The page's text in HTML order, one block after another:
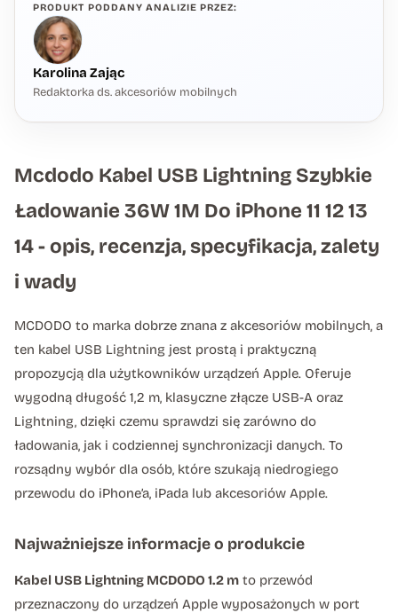
PRODUKT PODDANY ANALIZIE PRZEZ:
Karolina Zając
Redaktorka ds. akcesoriów mobilnych
Mcdodo Kabel USB Lightning Szybkie
Ładowanie 36W 1M Do iPhone 11 12 13
14 - opis, recenzja, specyfikacja, zalety
i wady
MCDODO to marka dobrze znana z akcesoriów mobilnych, a
ten kabel USB Lightning jest prostą i praktyczną
propozycją dla użytkowników urządzeń Apple. Oferuje
wygodną długość 1,2 m, klasyczne złącze USB-A oraz
Lightning, dzięki czemu sprawdzi się zarówno do
ładowania, jak i codziennej synchronizacji danych. To
rozsądny wybór dla osób, które szukają niedrogiego
przewodu do iPhone’a, iPada lub akcesoriów Apple.
Najważniejsze informacje o produkcie
Kabel USB Lightning MCDODO 1.2 m to przewód
przeznaczony do urządzeń Apple wyposażonych w port